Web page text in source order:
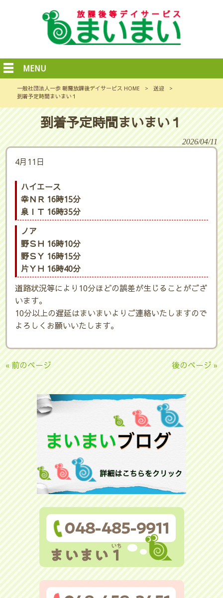
MENU
一般社団法人一歩 朝霞放課後デイサービス HOME > 送迎
>
到着予定時間まいまい１
到着予定時間まいまい１
2026/04/11
4月11日
ハイエース
幸ＮＲ 16時15分
泉ＩＴ 16時35分
ノア
野ＳＨ 16時10分
野ＳＹ 16時15分
片ＹＨ 16時40分
道路状況等により10分ほどの誤差が生じることがござ
います。
10分以上の遅延はまいまいよりご連絡いたしますので
よろしくお願いいたします。
« 前のページ 後のページ »